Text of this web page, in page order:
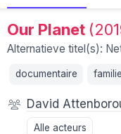
Our Planet
Alternatieve titel(s):
documentaire familie
David
Alle acteurs